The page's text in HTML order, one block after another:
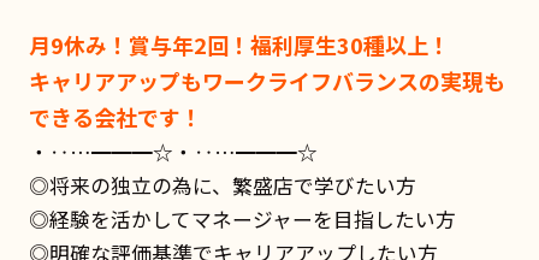
月9休み！賞与年2回！福利厚生30種以上！
キャリアアップもワークライフバランスの実現も
できる会社です！
・‥…━━━☆・‥…━━━☆
◎将来の独立の為に、繁盛店で学びたい方
◎経験を活かしてマネージャーを目指したい方
◎明確な評価基準でキャリアアップしたい方